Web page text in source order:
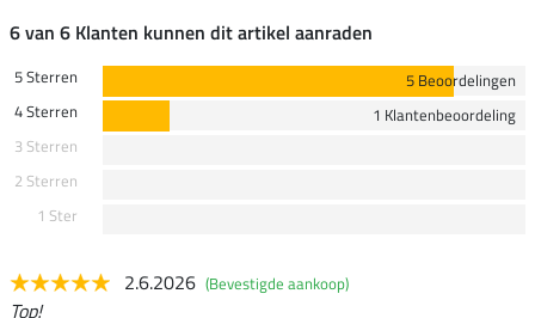
6 van 6 Klanten kunnen dit artikel aanraden
5 Sterren
5 Beoordelingen
4 Sterren
1 Klantenbeoordeling
3 Sterren
2 Sterren
1 Ster
2.6.2026 (Bevestigde aankoop)
Top!